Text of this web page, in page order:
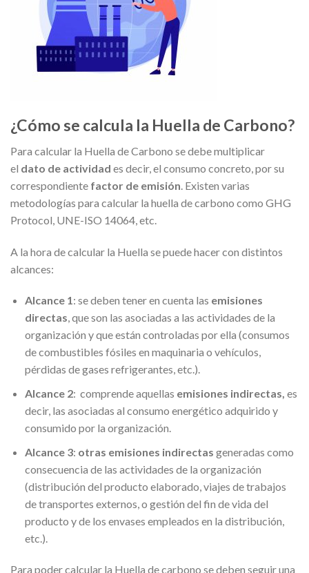
¿Cómo se calcula la Huella de Carbono?
Para calcular la Huella de Carbono se debe multiplicar
el dato de actividad es decir, el consumo concreto, por su
correspondiente factor de emisión . Existen varias
metodologías para calcular la huella de carbono como GHG
Protocol, UNE-ISO 14064, etc.
A la hora de calcular la Huella se puede hacer con distintos
alcances:
Alcance 1: se deben tener en cuenta las emisiones
directas, que son las asociadas a las actividades de la
organización y que están controladas por ella (consumos
de combustibles fósiles en maquinaria o vehículos,
pérdidas de gases refrigerantes, etc.).
Alcance 2: comprende aquellas emisiones indirectas, es
decir, las asociadas al consumo energético adquirido y
consumido por la organización.
Alcance 3: otras emisiones indirectas generadas como
consecuencia de las actividades de la organización
(distribución del producto elaborado, viajes de trabajos
de transportes externos, o gestión del fin de vida del
producto y de los envases empleados en la distribución,
etc.).
Para poder calcular la Huella de carbono se deben seguir una